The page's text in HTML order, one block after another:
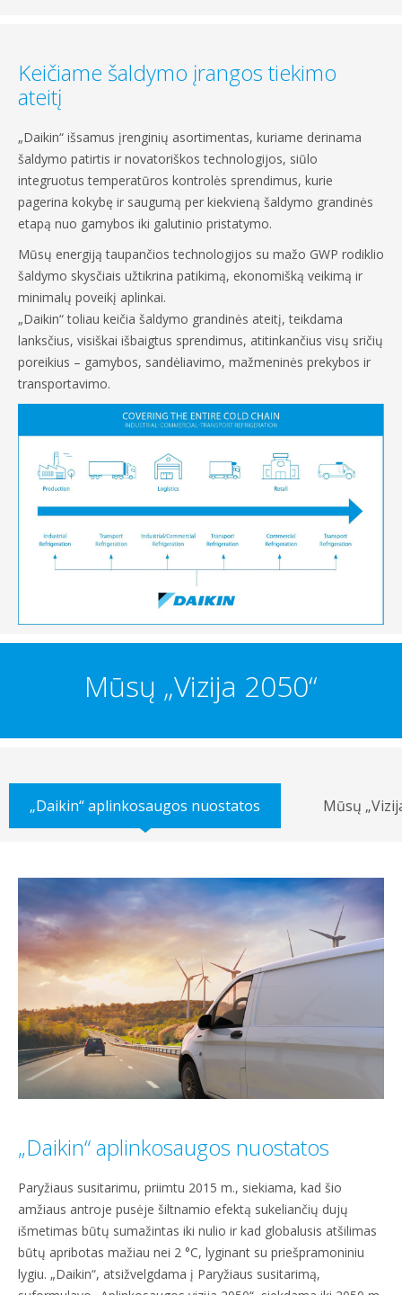
Keičiame šaldymo įrangos tiekimo
ateitį
„Daikin“ išsamus įrenginių asortimentas, kuriame derinama
šaldymo patirtis ir novatoriškos technologijos, siūlo
integruotus temperatūros kontrolės sprendimus, kurie
pagerina kokybę ir saugumą per kiekvieną šaldymo grandinės
etapą nuo gamybos iki galutinio pristatymo.
Mūsų energiją taupančios technologijos su mažo GWP rodiklio
šaldymo skysčiais užtikrina patikimą, ekonomišką veikimą ir
minimalų poveikį aplinkai.
„Daikin“ toliau keičia šaldymo grandinės ateitį, teikdama
lanksčius, visiškai išbaigtus sprendimus, atitinkančius visų sričių
poreikius – gamybos, sandėliavimo, mažmeninės prekybos ir
transportavimo.
Mūsų „Vizija 2050“
„Daikin“ aplinkosaugos nuostatos Mūsų
„Daikin“ aplinkosaugos nuostatos
Paryžiaus susitarimu, priimtu 2015 m., siekiama, kad šio
amžiaus antroje pusėje šiltnamio efektą sukeliančių dujų
išmetimas būtų sumažintas iki nulio ir kad globalusis atšilimas
būtų apribotas mažiau nei 2 °C, lyginant su priešpramoniniu
lygiu. „Daikin“, atsižvelgdama į Paryžiaus susitarimą,